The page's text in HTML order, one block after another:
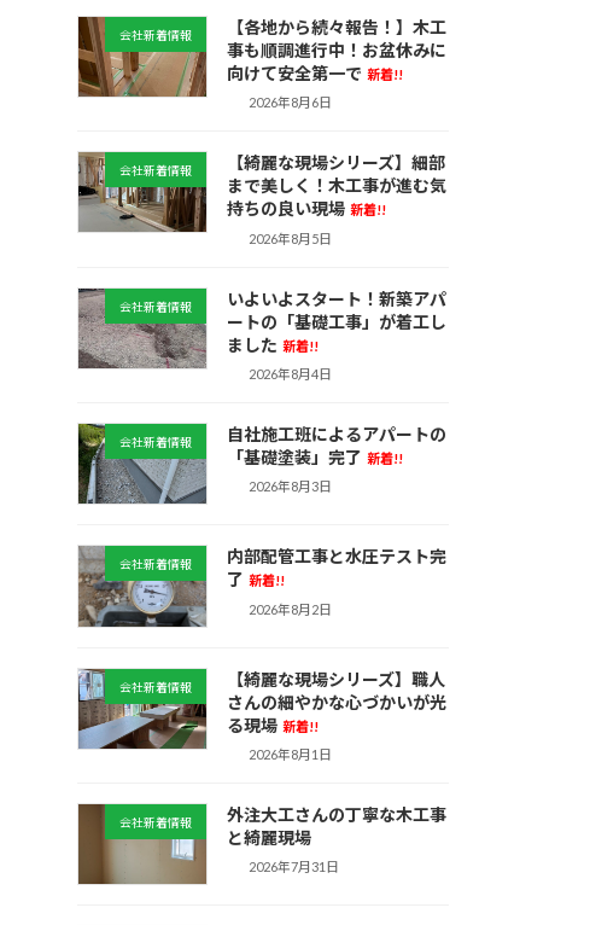
会社新着情報
【各地から続々報告！】木工
事も順調進行中！お盆休みに
向けて安全第一で 新着!!
2026年8月6日
会社新着情報
【綺麗な現場シリーズ】細部
まで美しく！木工事が進む気
持ちの良い現場 新着!!
2026年8月5日
会社新着情報
いよいよスタート！新築アパ
ートの「基礎工事」が着工し
ました 新着!!
2026年8月4日
会社新着情報
自社施工班によるアパートの
「基礎塗装」完了 新着!!
2026年8月3日
会社新着情報
内部配管工事と水圧テスト完
了 新着!!
2026年8月2日
会社新着情報
【綺麗な現場シリーズ】職人
さんの細やかな心づかいが光
る現場 新着!!
2026年8月1日
会社新着情報
外注大工さんの丁寧な木工事
と綺麗現場
2026年7月31日